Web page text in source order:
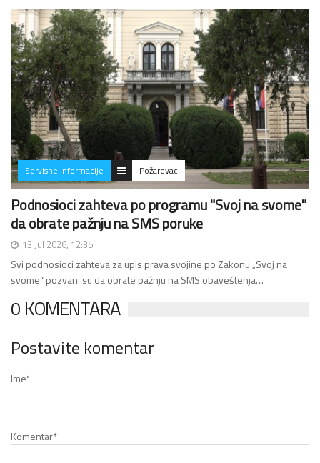
Servisne informacije Požarevac
Podnosioci zahteva po programu "Svoj na svome"
da obrate pažnju na SMS poruke
13 Jul 2026, 12:35
Svi podnosioci zahteva za upis prava svojine po Zakonu „Svoj na
svome“ pozvani su da obrate pažnju na SMS obaveštenja…
0 KOMENTARA
Postavite komentar
Ime*
Komentar*